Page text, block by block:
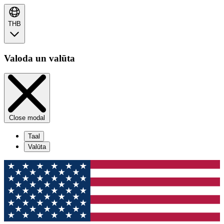
THB
Valoda un valūta
Close modal
Taal
Valūta